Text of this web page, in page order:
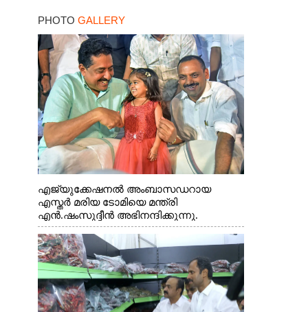
PHOTO GALLERY
എജ്യുക്കേഷനൽ അംബാസഡറായ
എസ്തർ മരിയ ടോമിയെ മന്ത്രി
എൻ.ഷംസുദ്ദീൻ അഭിനന്ദിക്കുന്നു.